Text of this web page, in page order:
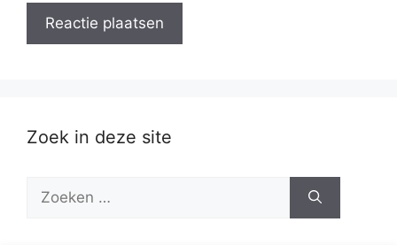
Zoek in deze site
naar: